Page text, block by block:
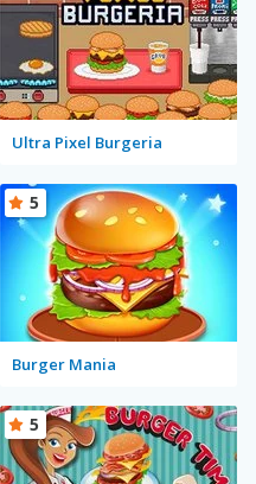
Ultra Pixel Burgeria
Burger Mania
5
5